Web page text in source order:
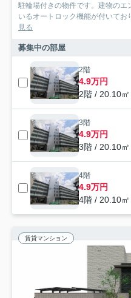
駐輪場付きの物件です。建物のエ
いるオートロック機能が付いてお
見る
募集中の部屋
2階
4.9万円
2階 / 20.10
3階
4.9万円
3階 / 20.10
4階
4.9万円
4階 / 20.10
賃貸マンション